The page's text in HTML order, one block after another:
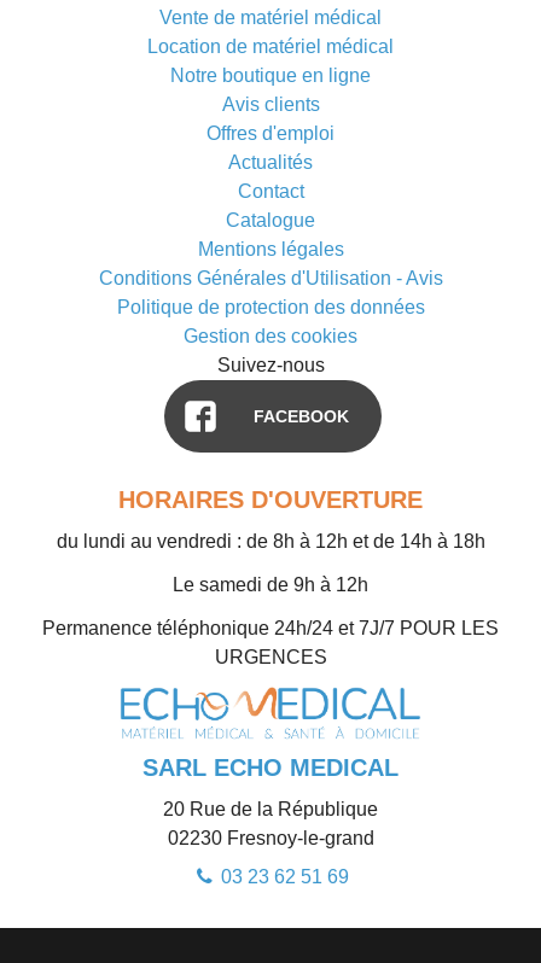
Vente de matériel médical
Location de matériel médical
Notre boutique en ligne
Avis clients
Offres d'emploi
Actualités
Contact
Catalogue
Mentions légales
Conditions Générales d'Utilisation - Avis
Politique de protection des données
Gestion des cookies
Suivez-nous
FACEBOOK
HORAIRES D'OUVERTURE
du lundi au vendredi : de 8h à 12h et de 14h à 18h
Le samedi de 9h à 12h
Permanence téléphonique 24h/24 et 7J/7 POUR LES
URGENCES
SARL ECHO MEDICAL
20 Rue de la République
02230 Fresnoy-le-grand
03 23 62 51 69